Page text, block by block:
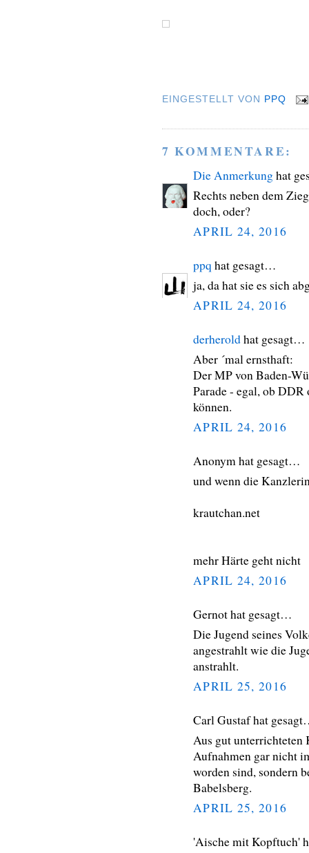
EINGESTELLT VON PPQ
7 KOMMENTARE:
Die Anmerkunghat
Rechts neben dem
doch, oder?
APRIL 24, 2016
ppq hat gesagt…
ja, da hat sie es sich
APRIL 24, 2016
derheroldhat gesagt…
Aber ´mal ernsthaft:
Der MP von Baden-
Parade - egal, ob
können.
APRIL 24, 2016
Anonym hat gesagt…
und wenn die
krautchan.net
mehr Härte geht nicht
APRIL 24, 2016
Gernot hat gesagt…
Die Jugend seines
angestrahlt wie die
anstrahlt.
APRIL 25, 2016
Carl Gustaf hat
Aus gut unterrichteten
Aufnahmen gar nicht
worden sind, sondern
Babelsberg.
APRIL 25, 2016
'Aische mit Kopftuch'